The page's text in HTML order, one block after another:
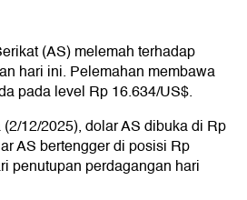
(AS) melemah terhadap
hari ini. Pelemahan membawa
pada level Rp 16.634/US$.
12/2025), dolar AS dibuka di Rp
AS bertengger di posisi Rp
penutupan perdagangan hari